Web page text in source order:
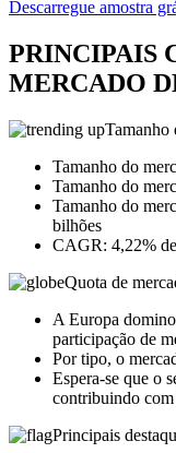
Descarregue amostra
PRINCIPAIS
MERCADO
Tamanho
Tamanho do
Tamanho do
Tamanho do
bilhões
CAGR: 4,22%
Quota de
A Europa
participação de
Por tipo, o
Espera-se que o
contribuindo
Principais